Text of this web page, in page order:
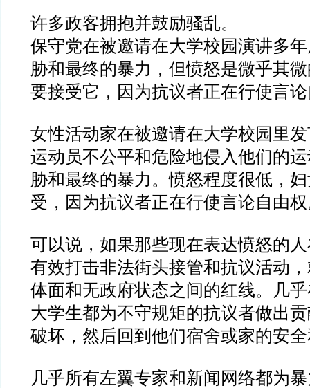
许多政客拥抱并鼓励骚乱。
保守党在被邀请在大学校园演讲多
胁和最终的暴力，但愤怒是微乎其
要接受它，因为抗议者正在行使言
女性活动家在被邀请在大学校园里
运动员不公平和危险地侵入他们的
胁和最终的暴力。愤怒程度很低，
受，因为抗议者正在行使言论自由
可以说，如果那些现在表达愤怒的
有效打击非法街头接管和抗议活动
体面和无政府状态之间的红线。几
大学生都为不守规矩的抗议者做出
破坏，然后回到他们宿舍或家的安
几乎所有左翼专家和新闻网络都为